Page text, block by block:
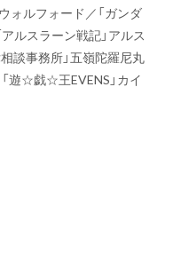
ウォルフォード／「ガンダ
ルスラーン戦記」アルス
談事務所」五嶺陀羅尼丸
「遊☆戯☆王EVENS」カイ